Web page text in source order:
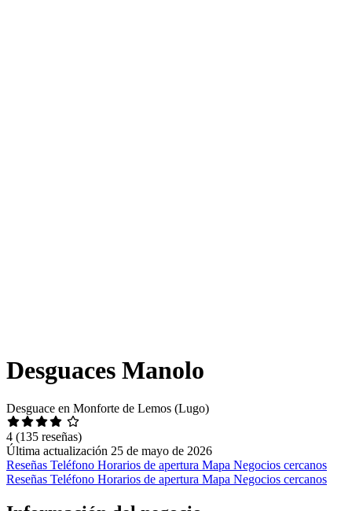
Desguaces Manolo
Desguace en Monforte de Lemos (Lugo)
4 (135 reseñas)
Última actualización 25 de mayo de 2026
Reseñas Teléfono Horarios de apertura Mapa Negocios cercanos
Reseñas Teléfono Horarios de apertura Mapa Negocios cercanos